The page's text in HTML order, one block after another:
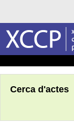
Cerca d'actes